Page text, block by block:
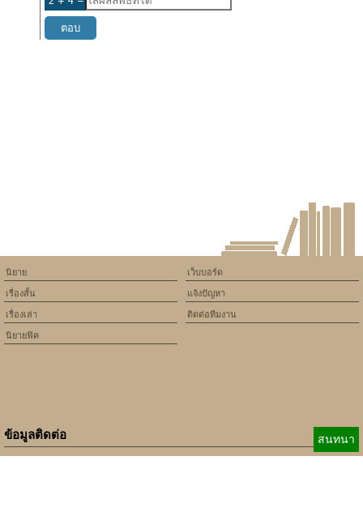
เว็บบอร์ด
แจ้งปัญหา
ติดต่อทีมงาน
นิยาย
เรื่องสั้น
เรื่องเล่า
นิยายฟิค
ข้อมูลติดต่อ สนทนา